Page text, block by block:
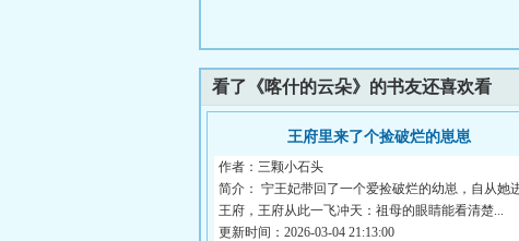
看了《喀什的云朵》的书友还喜欢看
王府里来了个捡破烂的崽崽
作者：三颗小石头
简介： 宁王妃带回了一个爱捡破烂的幼崽，自从她
王府，王府从此一飞冲天：祖母的眼睛能看清楚...
更新时间：2026-03-04 21:13:00